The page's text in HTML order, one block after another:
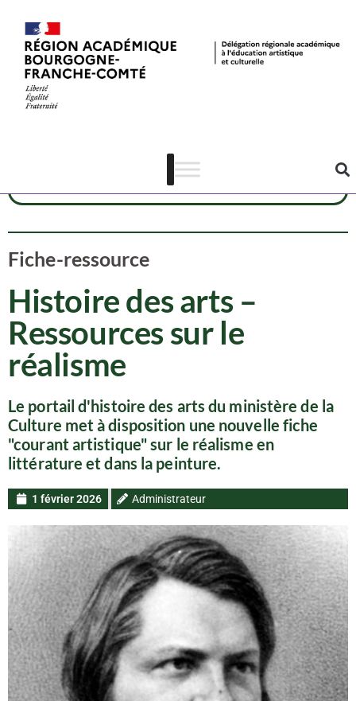
Lecture-écriture
Fiche-ressource
Histoire des arts –
Ressources sur le
réalisme
Le portail d'histoire des arts du ministère de la
Culture met à disposition une nouvelle fiche
"courant artistique" sur le réalisme en
littérature et dans la peinture.
1 février 2026 Administrateur